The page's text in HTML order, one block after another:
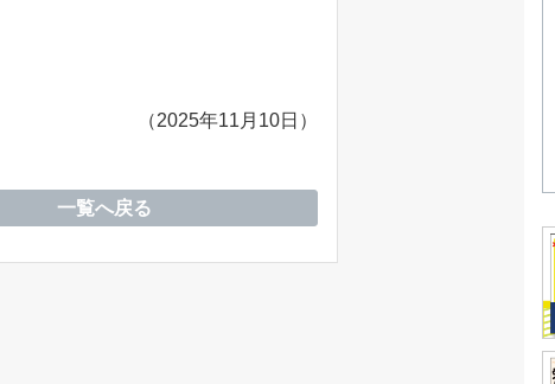
（2025年11月10日）
一覧へ戻る